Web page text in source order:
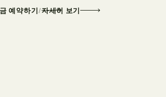
예약하기/자세히 보기